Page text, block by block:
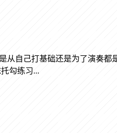
从自己打基础还是为了演奏
勾练习...